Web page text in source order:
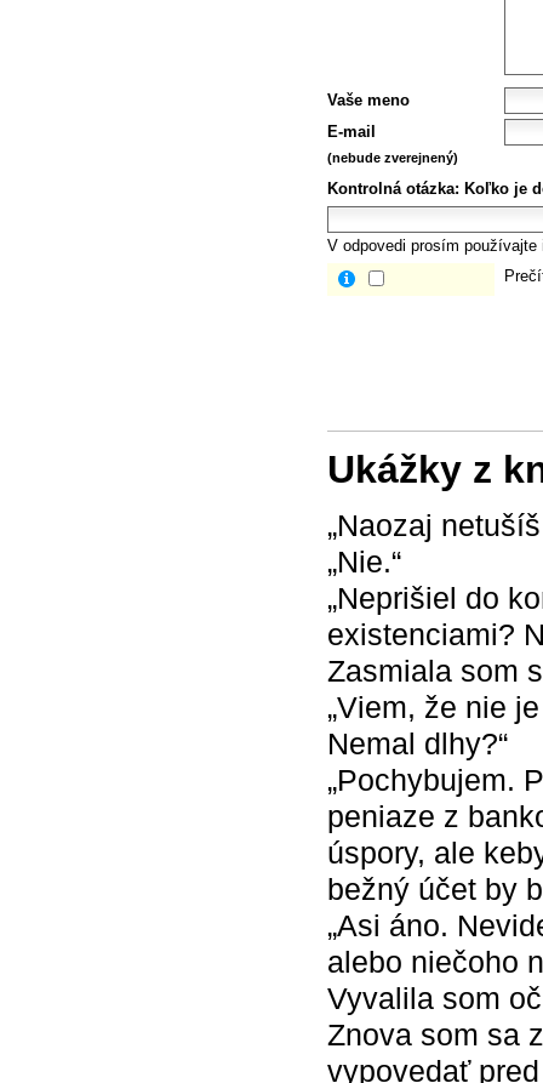
Vaše meno
E-mail
(nebude zverejnený)
Kontrolná otázka: Koľko je
V odpovedi prosím
Ukážky z
„Naozaj
„Nie.“
„Neprišiel do
existenciami?
Zasmiala som
„Viem, že nie
Nemal dlhy?“
„Pochybujem.
peniaze z
úspory, ale
bežný účet by
„Asi áno.
alebo niečoho
Vyvalila som
Znova som sa
vypovedať